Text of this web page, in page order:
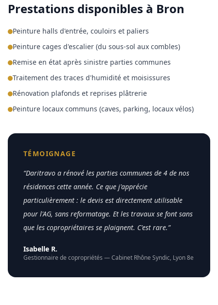
Prestations disponibles à Bron
Peinture halls d'entrée, couloirs et paliers
Peinture cages d'escalier (du sous-sol aux combles)
Remise en état après sinistre parties communes
Traitement des traces d'humidité et moisissures
Rénovation plafonds et reprises plâtrerie
Peinture locaux communs (caves, parking, locaux vélos)
TÉMOIGNAGE
“Daritravo a rénové les parties communes de 4 de nos
résidences cette année. Ce que j'apprécie
particulièrement : le devis est directement utilisable
pour l'AG, sans reformatage. Et les travaux se font sans
que les copropriétaires se plaignent. C'est rare.”
Isabelle R.
Gestionnaire de copropriétés —Cabinet Rhône Syndic, Lyon 8e